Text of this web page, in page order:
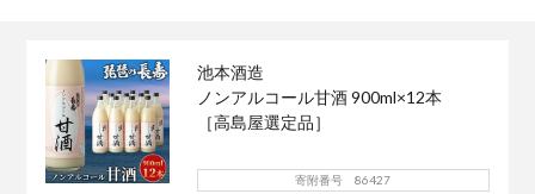
池本酒造
ノンアルコール甘酒 900ml×12本
［高島屋選定品］
寄附番号 86427